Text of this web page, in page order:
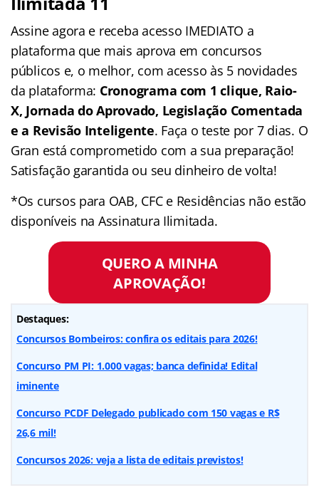
Assine agora e receba acesso IMEDIATO a
plataforma que mais aprova em concursos
públicos e, o melhor, com acesso às 5 novidades
da plataforma: Cronograma com 1 clique, Raio-
X, Jornada do Aprovado, Legislação Comentada
e a Revisão Inteligente. Faça o teste por 7 dias. O
Gran está comprometido com a sua preparação!
Satisfação garantida ou seu dinheiro de volta!
*Os cursos para OAB, CFC e Residências não estão
disponíveis na Assinatura Ilimitada.
QUERO A MINHA
APROVAÇÃO!
Destaques:
Concursos Bombeiros: confira os editais para 2026!
Concurso PM PI: 1.000 vagas; banca definida! Edital
iminente
Concurso PCDF Delegado publicado com 150 vagas e R$
26,6 mil!
Concursos 2026: veja a lista de editais previstos!